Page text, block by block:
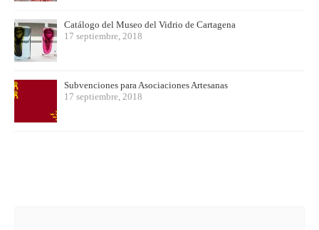
Catálogo del Museo del Vidrio de Cartagena
17 septiembre, 2018
Subvenciones para Asociaciones Artesanas
17 septiembre, 2018